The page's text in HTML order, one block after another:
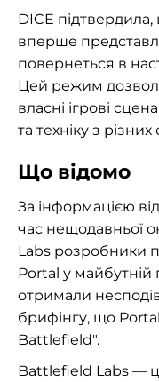
DICE
вперше
повернеться в
Цей режим
власні ігрові
та техніку з різних
Що відомо
За інформацією
час нещодавньої
Labs розробники
Portal у майбутній
отримали
брифінгу, що
Battlefield".
Battlefield Labs —